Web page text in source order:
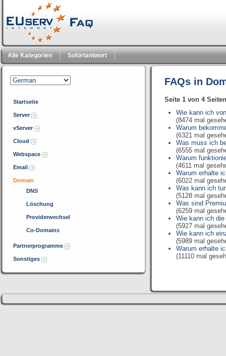
Alle Kategorien Sofortantwort
Startseite
Server
vServer
Cloud
Webspace
Email
Domain
DNS
Löschung
Providerwechsel
Co-Domains
Partnerprogramme
Sonstiges
FAQs in
Seite 1 von 4 Seiten
Wie kann ich
(8474 mal
Warum
(6321 mal
Was muss ich
(6555 mal
Warum
(4611 mal
Warum erhalte
(6022 mal
Was kann ich
(5128 mal
Was sind
(6259 mal
Wie kann ich
(5927 mal
Wie kann ich
(5989 mal
Warum erhalte
(11110 mal